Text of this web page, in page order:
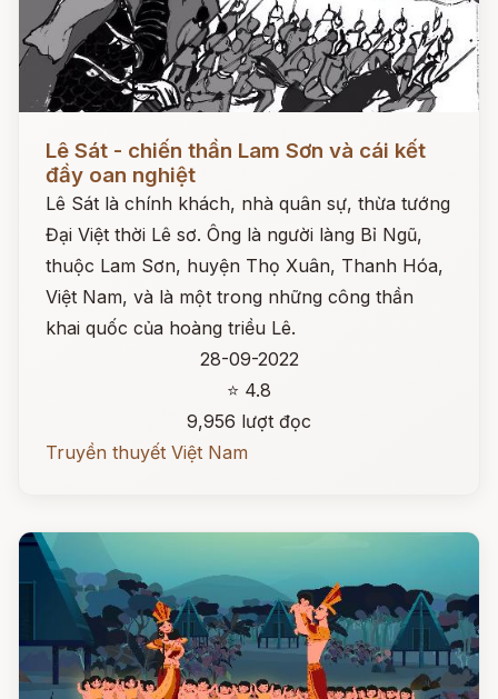
Lê Sát - chiến thần Lam Sơn và cái kết
đầy oan nghiệt
Lê Sát là chính khách, nhà quân sự, thừa tướng
Đại Việt thời Lê sơ. Ông là người làng Bỉ Ngũ,
thuộc Lam Sơn, huyện Thọ Xuân, Thanh Hóa,
Việt Nam, và là một trong những công thần
khai quốc của hoàng triều Lê.
28-09-2022
⭐ 4.8
9,956 lượt đọc
Truyền thuyết Việt Nam